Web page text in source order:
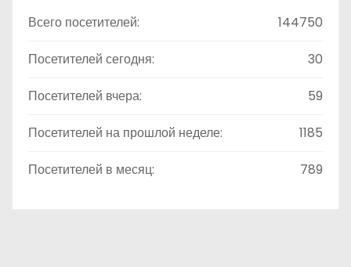
144750
Всего посетителей:
30
Посетителей сегодня:
59
Посетителей вчера:
1185
Посетителей на прошлой неделе:
789
Посетителей в месяц: